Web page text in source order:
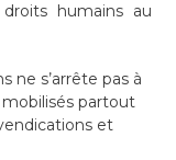
humains au
ne s’arrête pas à
partout
et